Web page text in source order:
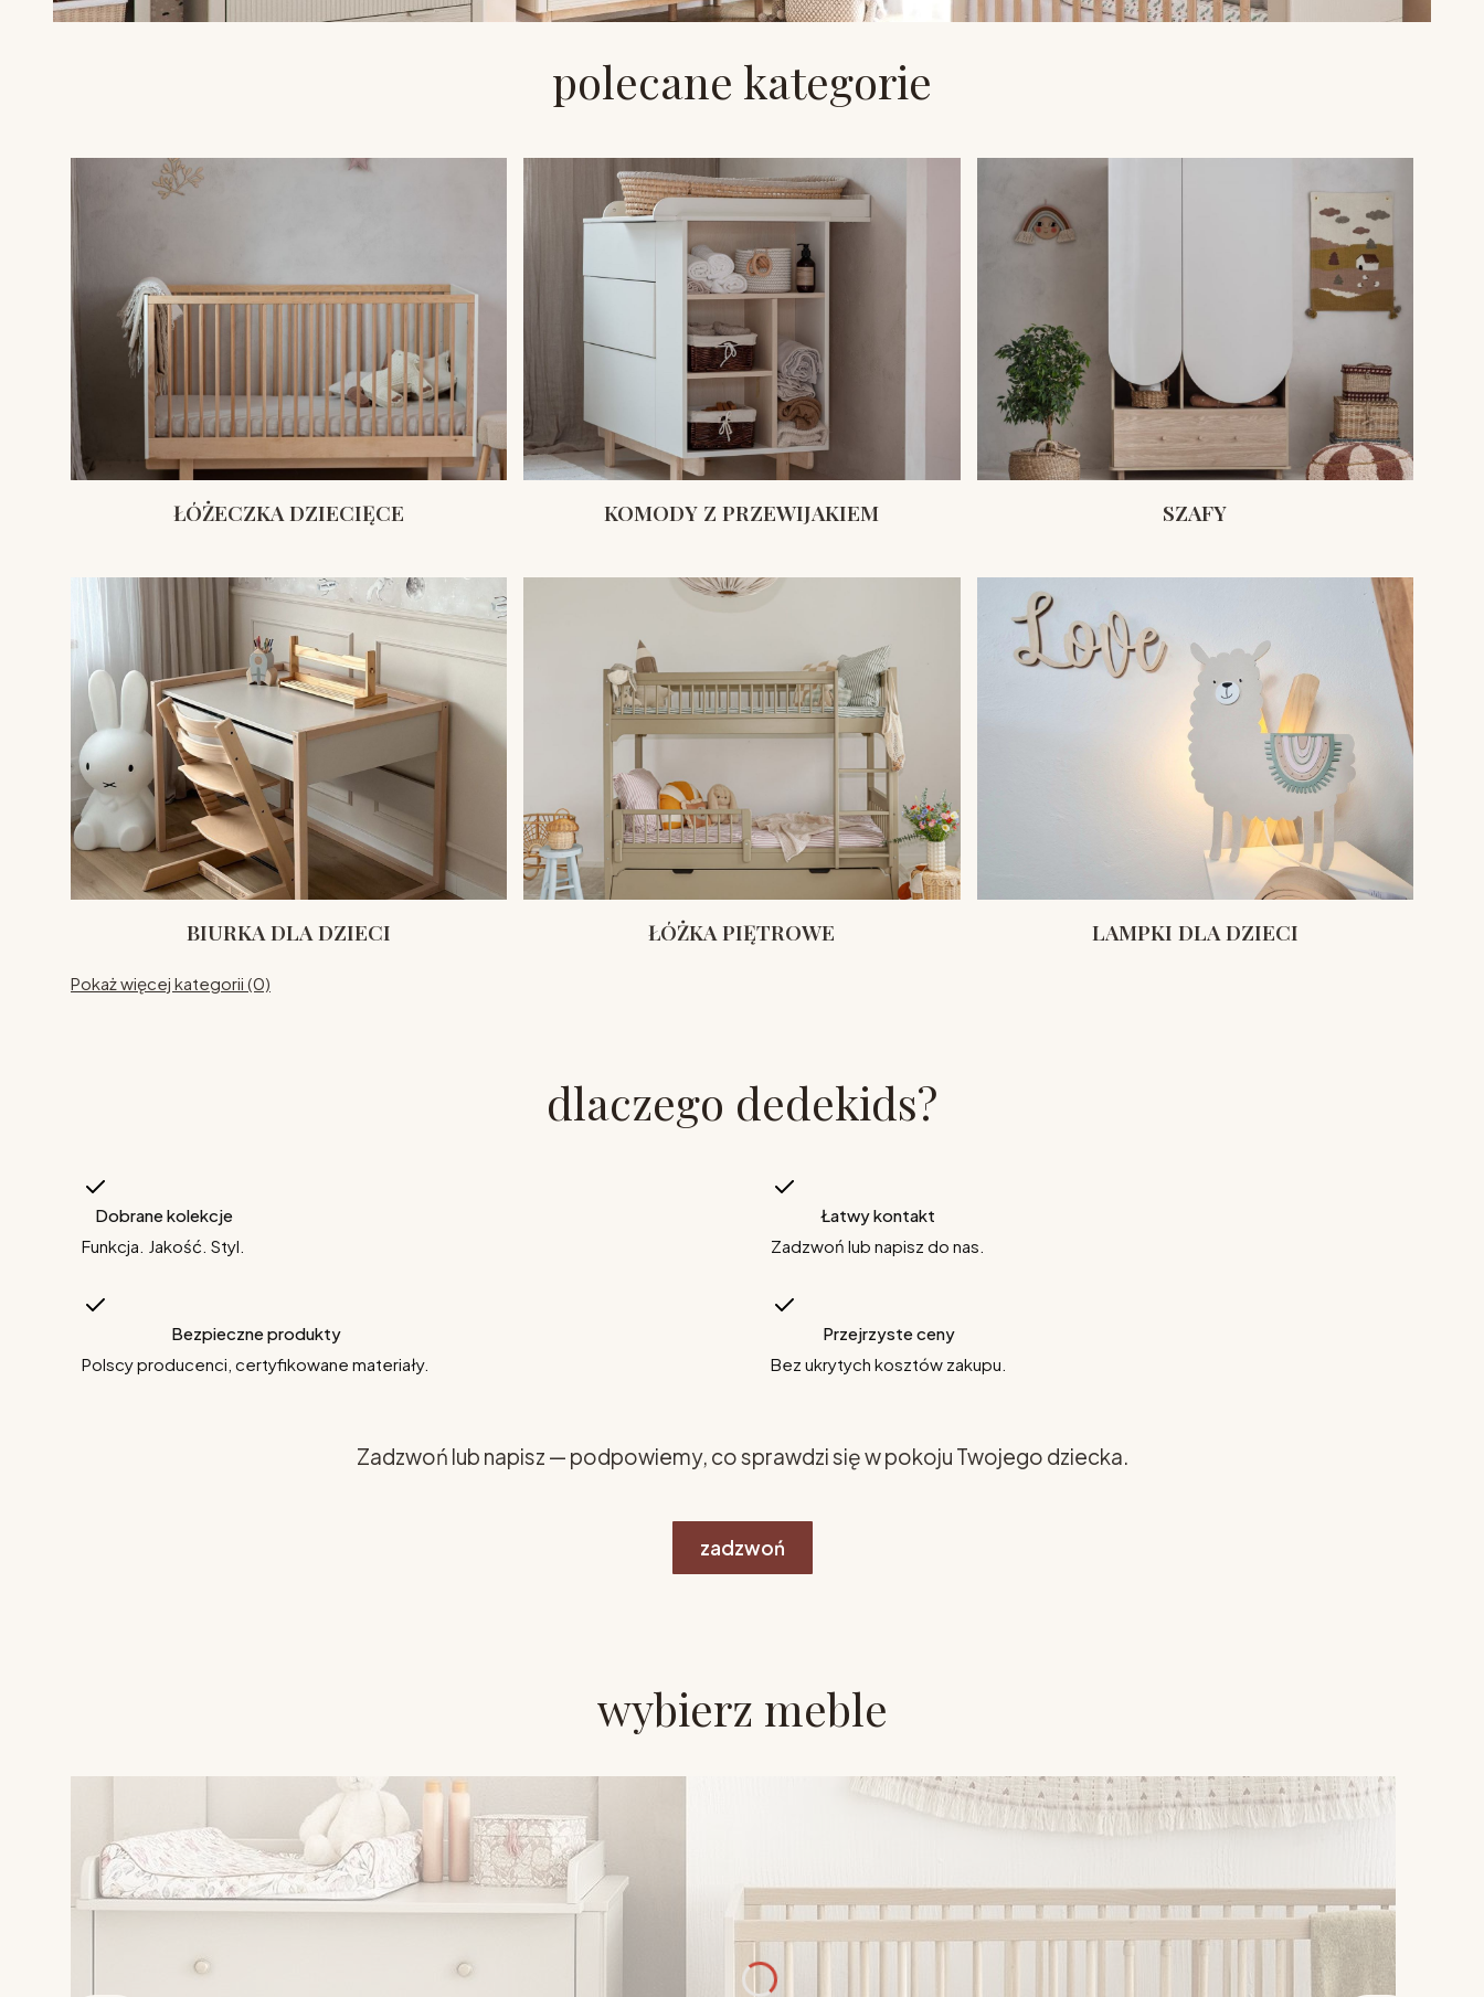
polecane kategorie
ŁÓŻECZKA DZIECIĘCE KOMODY Z PRZEWIJAKIEM SZAFY
BIURKA DLA DZIECI ŁÓŻKA PIĘTROWE LAMPKI DLA DZIECI
Pokaż więcej kategorii (0)
dlaczego dedekids?
Dobrane kolekcje
Funkcja. Jakość. Styl.
Łatwy kontakt
Zadzwoń lub napisz do nas.
Bezpieczne produkty
Polscy producenci, certyfikowane materiały.
Przejrzyste ceny
Bez ukrytych kosztów zakupu.
Zadzwoń lub napisz — podpowiemy, co sprawdzi się w pokoju Twojego dziecka.
zadzwoń
wybierz meble